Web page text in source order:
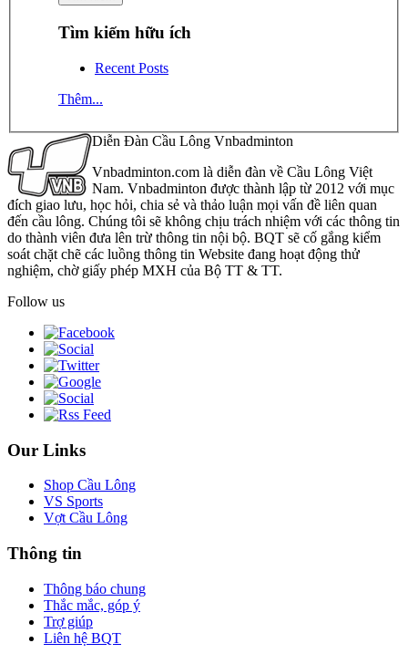
Tìm kiếm hữu ích
Recent Posts
Thêm...
Diễn Đàn Cầu Lông Vnbadminton
Vnbadminton.com là diễn đàn về Cầu Lông Việt
Nam. Vnbadminton được thành lập từ 2012 với mục
đích giao lưu, học hỏi, chia sẻ và thảo luận mọi vấn đề liên quan
đến cầu lông. Chúng tôi sẽ không chịu trách nhiệm với các thông tin
do thành viên đưa lên trừ thông tin nội bộ. BQT sẽ cố gắng kiểm
soát chặt chẽ các luồng thông tin Website đang hoạt động thử
nghiệm, chờ giấy phép MXH của Bộ TT & TT.
Follow us
Our Links
Shop Cầu Lông
VS Sports
Vợt Cầu Lông
Thông tin
Thông báo chung
Thắc mắc, góp ý
Trợ giúp
Liên hệ BQT